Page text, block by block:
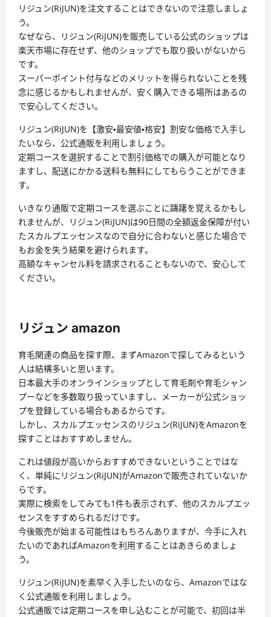
リジュン(RiJUN)を注文することはできないので注意しましょ
う。
なぜなら、リジュン(RiJUN)を販売している公式のショップは
楽天市場に存在せず、他のショップでも取り扱いがないから
です。
スーパーポイント付与などのメリットを得られないことを残
念に感じるかもしれませんが、安く購入できる場所はあるの
で安心してください。
リジュン(RiJUN)を【激安・最安値・格安】割安な価格で入手し
たいなら、公式通販を利用しましょう。
定期コースを選択することで割引価格での購入が可能となり
ますし、配送にかかる送料も無料にしてもらうことができま
す。
いきなり通販で定期コースを選ぶことに躊躇を覚えるかもし
れませんが、リジュン(RiJUN)は90日間の全額返金保障が付い
たスカルプエッセンスなので自分に合わないと感じた場合で
もお金を失う結果を避けられます。
高額なキャンセル料を請求されることもないので、安心して
ください。
リジュン amazon
育毛関連の商品を探す際、まずAmazonで探してみるという
人は結構多いと思います。
日本最大手のオンラインショップとして育毛剤や育毛シャン
プーなどを多数取り扱っていますし、メーカーが公式ショッ
プを登録している場合もあるからです。
しかし、スカルプエッセンスのリジュン(RiJUN)をAmazonを
探すことはおすすめしません。
これは値段が高いからおすすめできないということではな
く、単純にリジュン(RiJUN)がAmazonで販売されていないか
らです。
実際に検索をしてみても1件も表示されず、他のスカルプエッ
センスをすすめられるだけです。
今後販売が始まる可能性はもちろんありますが、今手に入れ
たいのであればAmazonを利用することはあきらめましょ
う。
リジュン(RiJUN)を素早く入手したいのなら、Amazonではな
く公式通販を利用しましょう。
公式通販では定期コースを申し込むことが可能で、初回は半